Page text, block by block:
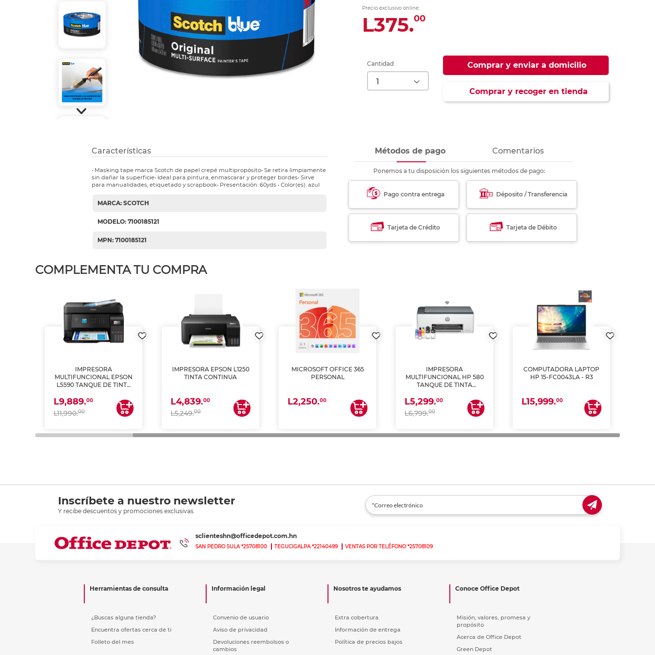
Refuerzos para carpeta
Ver más
Precio exclusivo online:
L375.00
Cantidad Comprar y enviar a domicilio
Comprar y recoger en tienda
Características
• Masking tape marca Scotch de papel crepé multipropósito• Se retira limpiamente
sin dañar la superficie• Ideal para pintura, enmascarar y proteger bordes• Sirve
para manualidades, etiquetado y scrapbook• Presentación: 60yds • Color(es): azul
MARCA: SCOTCH
MODELO: 7100185121
MPN: 7100185121
Métodos de pago Comentarios
Ponemos a tu disposición los siguientes métodos de pago:
Pago contra entrega Déposito / Transferencia
Tarjeta de Crédito Tarjeta de Débito
COMPLEMENTA TU COMPRA
IMPRESORA
MULTIFUNCIONAL EPSON
L5590 TANQUE DE TINTA
ESCANEA)
L9,889.00
L11,990.00
IMPRESORA EPSON L1250
TINTA CONTINUA
L4,839.00
L5,249.00
MICROSOFT OFFICE 365
PERSONAL
L2,250.00
IMPRESORA
MULTIFUNCIONAL HP 580
TANQUE DE TINTA
ESCANEA)
L5,299.00
L6,799.00
COMPUTADORA LAPTOP
HP 15-FC0043LA - R3
L15,999.00
Inscríbete a nuestro newsletter
Y recibe descuentos y promociones exclusivas.
sclienteshn@officedepot.com.hn
SAN PEDRO SULA *25708100 TEGUCIGALPA *22140499 VENTAS POR TELÉFONO *25708109
Herramientas de consulta
¿Buscas alguna tienda?
Encuentra ofertas cerca de ti
Folleto del mes
Información legal
Convenio de usuario
Aviso de privacidad
Devoluciones reembolsos o
cambios
Nosotros te ayudamos
Extra cobertura
Información de entrega
Política de precios bajos
Conoce Office Depot
Misión, valores, promesa y
propósito
Acerca de Office Depot
Green Depot